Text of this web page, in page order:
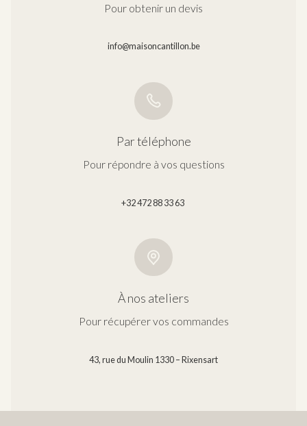
Pour obtenir un devis
info@maisoncantillon.be
Par téléphone
Pour répondre à vos questions
+32 472 88 33 63
À nos ateliers
Pour récupérer vos commandes
43, rue du Moulin 1330 – Rixensart